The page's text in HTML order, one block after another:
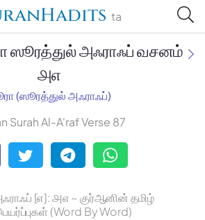
ta
Qasimi,
ஸூரத்துல் அஃராஃப் வசனம்
௮௭
(ஸூரத்துல் அஃராஃப்)
Surah Al-A'raf Verse 87
[௭]: ௮௭ ~ குர்ஆனின் தமிழ்
(Word By Word)